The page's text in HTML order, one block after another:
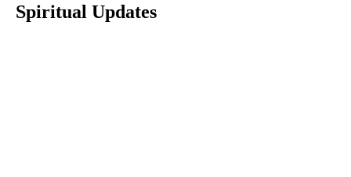
Spiritual Updates